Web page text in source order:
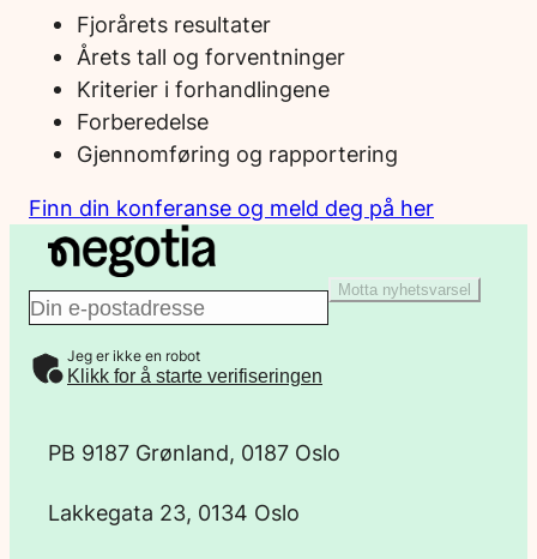
Fjorårets resultater
Årets tall og forventninger
Kriterier i forhandlingene
Forberedelse
Gjennomføring og rapportering
Finn din konferanse og meld deg på her
E
-
Motta nyhetsvarsel
Jeg er ikke en robot
Klikk for å starte verifiseringen
PB 9187 Grønland, 0187 Oslo
Lakkegata 23, 0134 Oslo